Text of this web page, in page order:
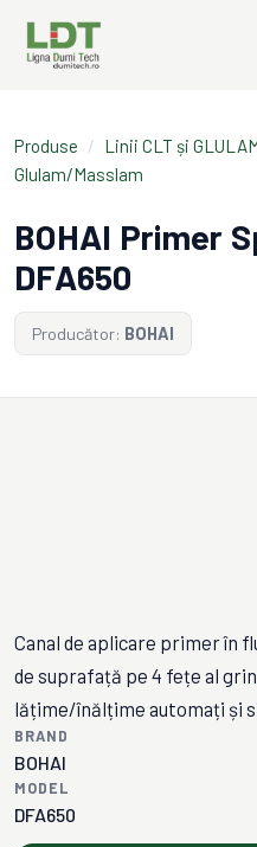
Produse / Linii CLT și
Glulam/Masslam
BOHAI Primer
DFA650
Producător: BOHAI
Canal de aplicare primer în
de suprafață pe 4 fețe al
lățime/înălțime automați și
BRAND
BOHAI
MODEL
DFA650